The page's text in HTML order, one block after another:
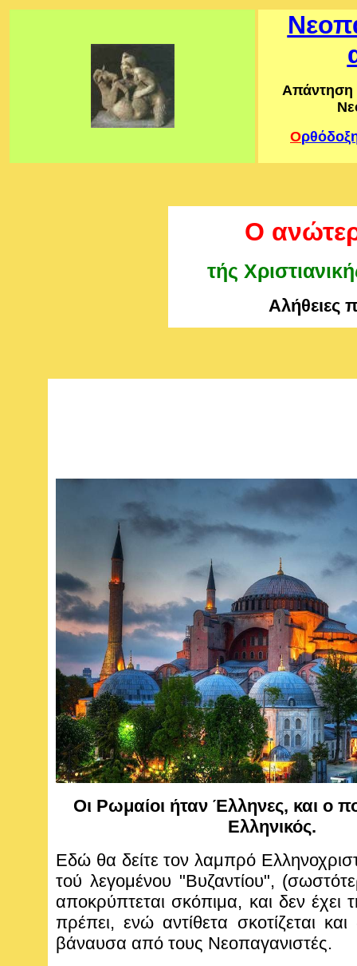
Απάντηση
Ο
Ο
τής
Αλήθειες
Οι Ρωμαίοι ήταν Έλληνες, και ο
Ελληνικός.
Εδώ θα δείτε τον λαμπρό
τού λεγομένου "Βυζαντίου",
αποκρύπτεται σκόπιμα, και δεν
πρέπει, ενώ αντίθετα σκοτίζεται και
βάναυσα από τους Νεοπαγανιστές.